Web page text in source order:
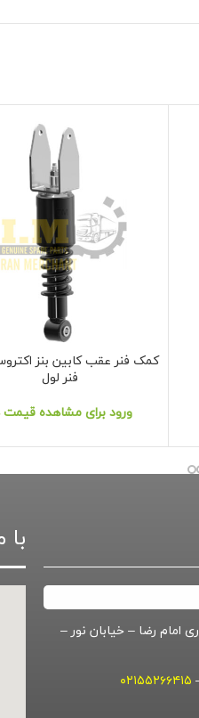
نمایش محصول
فنر لول
ورود برای مشاهده قیمت
امام رضا – خیابان نور –
۰۲۱۵۵۲۶۶۴۱۵